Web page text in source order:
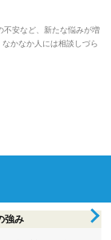
安など、新たな悩みが増
かなか人には相談しづら
強み